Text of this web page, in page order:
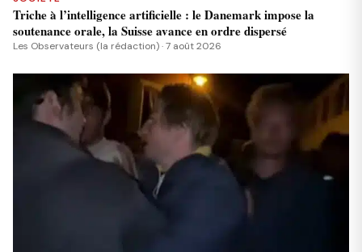
Triche à l’intelligence artificielle : le Danemark impose la
soutenance orale, la Suisse avance en ordre dispersé
Les Observateurs (la rédaction) · 7 août 2026